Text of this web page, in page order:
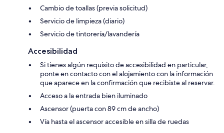
Cambio de toallas (previa solicitud)
Servicio de limpieza (diario)
Servicio de tintorería/lavandería
Accesibilidad
Si tienes algún requisito de accesibilidad en particular,
ponte en contacto con el alojamiento con la información
que aparece en la confirmación que recibiste al reservar.
Acceso a la entrada bien iluminado
Ascensor (puerta con 89 cm de ancho)
Vía hasta el ascensor accesible en silla de ruedas